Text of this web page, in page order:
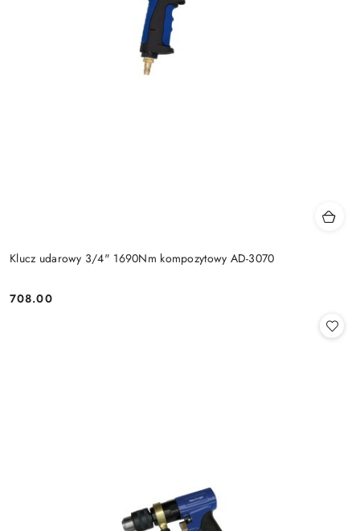
Klucz udarowy 3/4" 1690Nm kompozytowy AD-3070
Cena:
708.00